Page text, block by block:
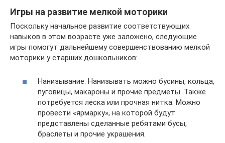
Игры на развитие мелкой моторики
Поскольку начальное развитие соответствующих
навыков в этом возрасте уже заложено, следующие
игры помогут дальнейшему совершенствованию мелкой
моторики у старших дошкольников:
Нанизывание. Нанизывать можно бусины, кольца,
пуговицы, макароны и прочие предметы. Также
потребуется леска или прочная нитка. Можно
провести «ярмарку», на которой будут
представлены сделанные ребятами бусы,
браслеты и прочие украшения.